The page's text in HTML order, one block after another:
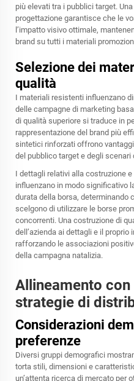
più elevati tra i pubblici target.
progettazione garantisce che le
l’impatto visivo ottimale,
brand su tutti i materiali
Selezione dei
qualità
I materiali resistenti influenzano
delle campagne di marketing
di qualità superiore si traduce in
rappresentazione del brand più
sintetici rinforzati offrono
del pubblico target e degli scenari
I dettagli relativi alla costruzione
influenzano in modo significativo
durata della borsa, determinando
scelgono di utilizzare le borse
concorrenti. Una costruzione di
dell’azienda ai dettagli e il proprio
rafforzando le associazioni
della campagna natalizia.
Allineamento
strategie di
Considerazioni
preferenze
Diversi gruppi demografici
torta stili, dimensioni e
un’attenta ricerca di mercato per